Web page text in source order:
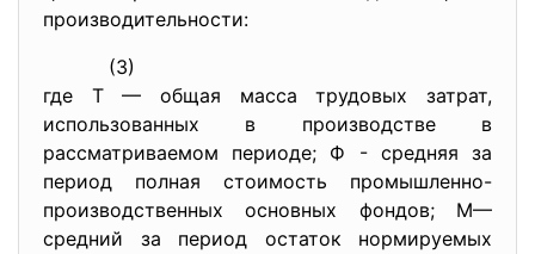
производительности:
(3)
где Т — общая масса трудовых затрат,
использованных в производстве в
рассматриваемом периоде; Ф - средняя за
период полная стоимость промышленно-
производственных основных фондов; М—
средний за период остаток нормируемых